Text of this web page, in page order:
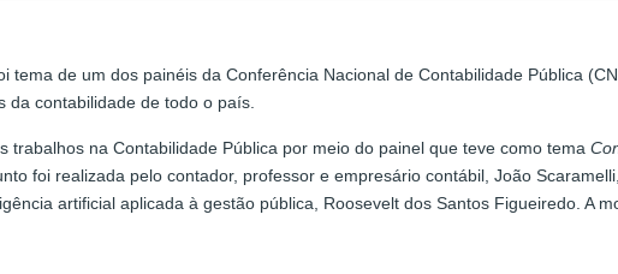
de um dos painéis da Conferência Nacional de Contabilidade Pública
da contabilidade de todo o país.
na Contabilidade Pública por meio do painel que teve como tema
foi realizada pelo contador, professor e empresário contábil, João
artificial aplicada à gestão pública, Roosevelt dos Santos Figueiredo. A